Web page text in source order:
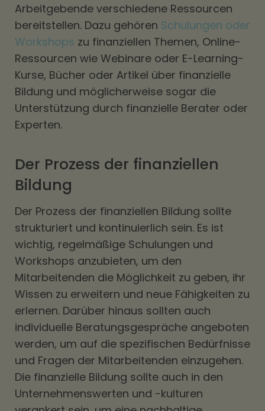
Arbeitgebende verschiedene Ressourcen
bereitstellen. Dazu gehören Schulungen oder
Workshops zu finanziellen Themen, Online-
Ressourcen wie Webinare oder E-Learning-
Kurse, Bücher oder Artikel über finanzielle
Bildung und möglicherweise sogar die
Unterstützung durch finanzielle Berater oder
Experten.
Der Prozess der finanziellen
Bildung
Der Prozess der finanziellen Bildung sollte
strukturiert und kontinuierlich sein. Es ist
wichtig, regelmäßige Schulungen und
Workshops anzubieten, um den
Mitarbeitenden die Möglichkeit zu geben, ihr
Wissen zu erweitern und neue Fähigkeiten zu
erlernen. Darüber hinaus sollten auch
individuelle Beratungsgespräche angeboten
werden, um auf die spezifischen Bedürfnisse
und Fragen der Mitarbeitenden einzugehen.
Die finanzielle Bildung sollte auch in den
Unternehmenswerten und -kulturen